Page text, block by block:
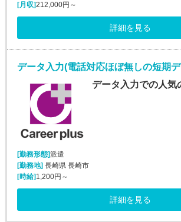
[月収]212,000円～
詳細を見る
データ入力(電話対応ほぼ無しの短期
データ入力での人気
[勤務形態]派遣
[勤務地] 長崎県 長崎市
[時給] 1,200円～
詳細を見る